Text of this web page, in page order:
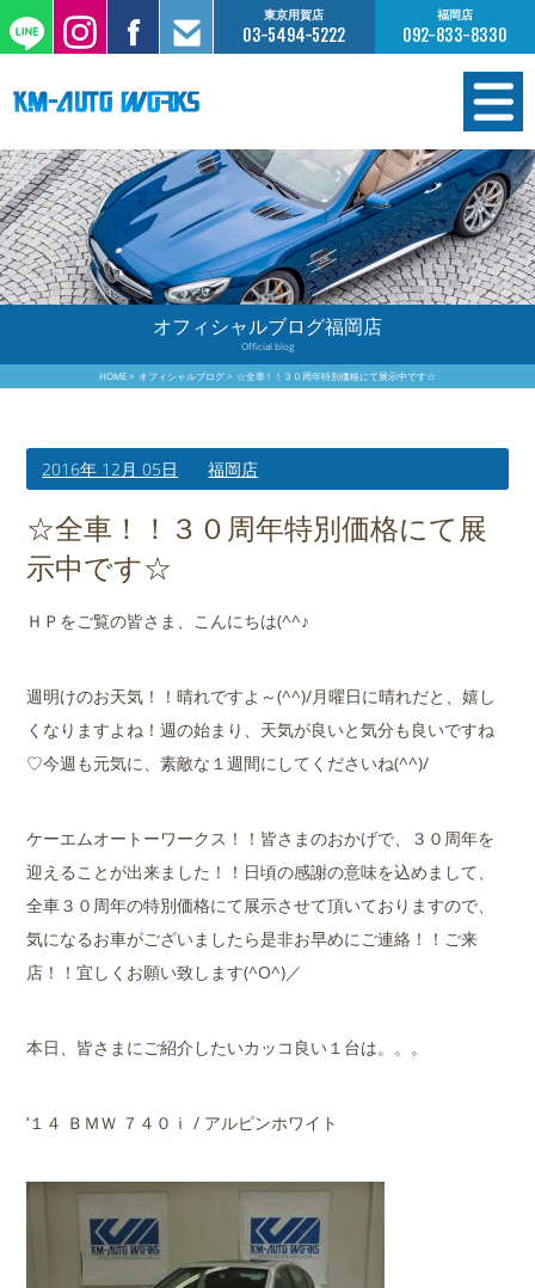
東京用賀店
03-5494-5222
福岡店
092-833-8330
在庫情報
オーダー販売
工場サービス
保証について
買取査定のご案内
店舗案内
オフィシャルブログ福岡店
Official blog
HOME オフィシャルブログ ☆全車！！３０周年特別価格にて展示中です☆
2016年 12月 05日 福岡店
☆全車！！３０周年特別価格にて展
示中です☆
ＨＰをご覧の皆さま、こんにちは(^^♪
週明けのお天気！！晴れですよ～(^^)/月曜日に晴れだと、嬉し
くなりますよね！週の始まり、天気が良いと気分も良いですね
♡今週も元気に、素敵な１週間にしてくださいね(^^)/
ケーエムオートーワークス！！皆さまのおかげで、３０周年を
迎えることが出来ました！！日頃の感謝の意味を込めまして、
全車３０周年の特別価格にて展示させて頂いておりますので、
気になるお車がございましたら是非お早めにご連絡！！ご来
店！！宜しくお願い致します(^O^)／
本日、皆さまにご紹介したいカッコ良い１台は。。。
‘１４ ＢＭＷ ７４０ｉ / アルピンホワイト